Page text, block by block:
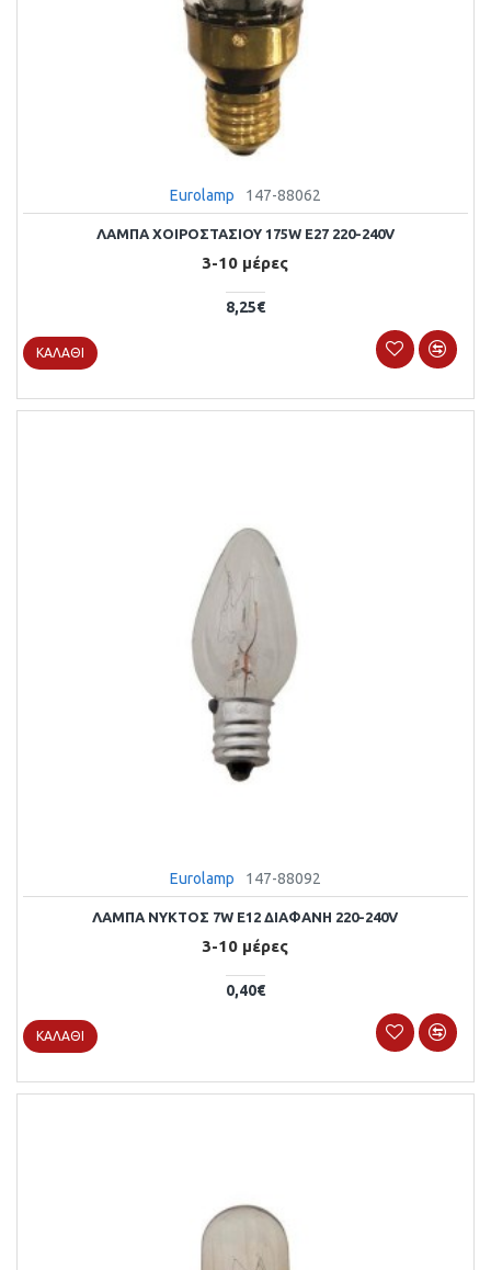
Eurolamp 147-88062
ΛΑΜΠΑ ΧΟΙΡΟΣΤΑΣΙΟΥ 175W E27 220-240V
3-10 μέρες
8,25€
ΚΑΛΆΘΙ
Eurolamp 147-88092
ΛΑΜΠΑ ΝΥΚΤΟΣ 7W E12 ΔΙΑΦΑΝΗ 220-240V
3-10 μέρες
0,40€
ΚΑΛΆΘΙ